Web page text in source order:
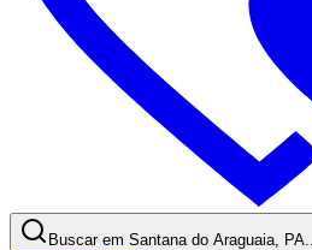
Buscar em Santana do Araguaia, PA...